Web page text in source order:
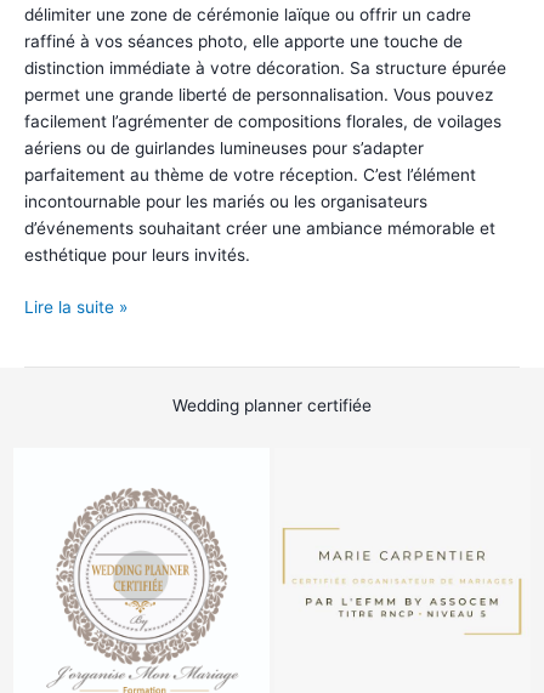
délimiter une zone de cérémonie laïque ou offrir un cadre
raffiné à vos séances photo, elle apporte une touche de
distinction immédiate à votre décoration. Sa structure épurée
permet une grande liberté de personnalisation. Vous pouvez
facilement l’agrémenter de compositions florales, de voilages
aériens ou de guirlandes lumineuses pour s’adapter
parfaitement au thème de votre réception. C’est l’élément
incontournable pour les mariés ou les organisateurs
d’événements souhaitant créer une ambiance mémorable et
esthétique pour leurs invités.
Arche
Lire la suite »
Wedding planner certifiée